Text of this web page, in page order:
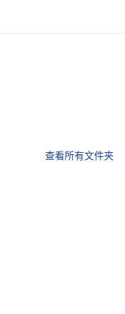
查看所有文件夹